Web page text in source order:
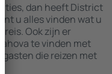
dan heeft District
u alles vinden wat u
Ook zijn er
te vinden met
die reizen met